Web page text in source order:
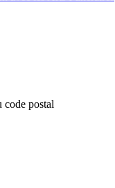
code postal